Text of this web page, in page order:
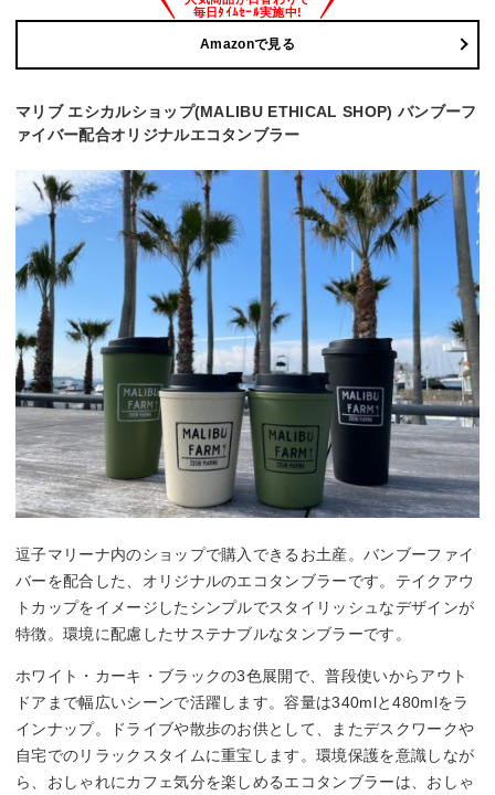
Amazonで見る
マリブ エシカルショップ(MALIBU ETHICAL SHOP) バンブーフ
ァイバー配合オリジナルエコタンブラー
逗子マリーナ内のショップで購入できるお土産。バンブーファイ
バーを配合した、オリジナルのエコタンブラーです。テイクアウ
トカップをイメージしたシンプルでスタイリッシュなデザインが
特徴。環境に配慮したサステナブルなタンブラーです。
ホワイト・カーキ・ブラックの3色展開で、普段使いからアウト
ドアまで幅広いシーンで活躍します。容量は340mlと480mlをラ
インナップ。ドライブや散歩のお供として、またデスクワークや
自宅でのリラックスタイムに重宝します。環境保護を意識しなが
ら、おしゃれにカフェ気分を楽しめるエコタンブラーは、おしゃ